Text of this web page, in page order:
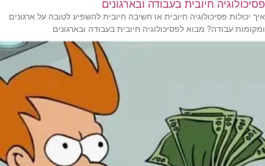
פסיכולוגיה חיובית בעבודה ובארגונים
איך יכולות פסיכולוגיה חיובית או חשיבה חיובית להשפיע לטובה על ארגונים
ומקומות עבודה? מבוא לפסיכולוגיה חיובית בעבודה ובארגונים